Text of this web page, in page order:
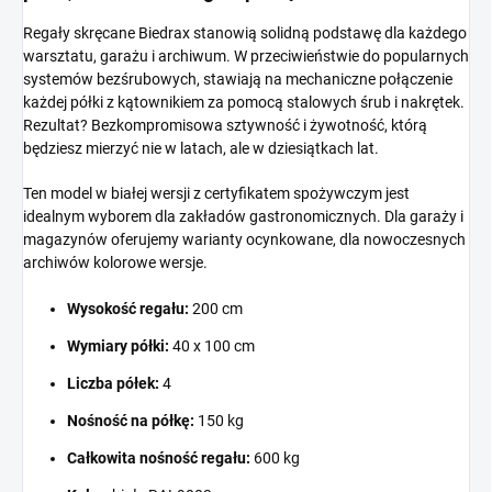
Regały skręcane Biedrax stanowią solidną podstawę dla każdego
warsztatu, garażu i archiwum. W przeciwieństwie do popularnych
systemów bezśrubowych, stawiają na mechaniczne połączenie
każdej półki z kątownikiem za pomocą stalowych śrub i nakrętek.
Rezultat? Bezkompromisowa sztywność i żywotność, którą
będziesz mierzyć nie w latach, ale w dziesiątkach lat.
Ten model w białej wersji z certyfikatem spożywczym jest
idealnym wyborem dla zakładów gastronomicznych. Dla garaży i
magazynów oferujemy warianty ocynkowane, dla nowoczesnych
archiwów kolorowe wersje.
Wysokość regału: 200 cm
Wymiary półki: 40 x 100 cm
Liczba półek: 4
Nośność na półkę: 150 kg
Całkowita nośność regału: 600 kg